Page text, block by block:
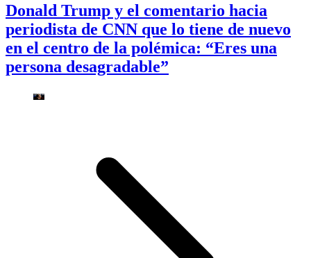
Donald Trump y el comentario hacia
periodista de CNN que lo tiene de nuevo
en el centro de la polémica: “Eres una
persona desagradable”